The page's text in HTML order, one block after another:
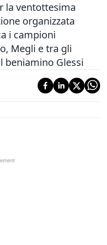
la ventottesima
organizzata
i campioni
Megli e tra gli
beniamino Glessi